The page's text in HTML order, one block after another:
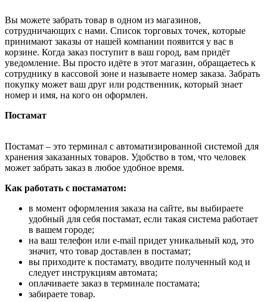
Вы можете забрать товар в одном из магазинов,
сотрудничающих с нами. Список торговых точек, которые
принимают заказы от нашей компании появится у вас в
корзине. Когда заказ поступит в ваш город, вам придёт
уведомление. Вы просто идёте в этот магазин, обращаетесь к
сотруднику в кассовой зоне и называете номер заказа. Забрать
покупку может ваш друг или родственник, который знает
номер и имя, на кого он оформлен.
Постамат
Постамат – это терминал с автоматизированной системой для
хранения заказанных товаров. Удобство в том, что человек
может забрать заказ в любое удобное время.
Как работать с постаматом:
в момент оформления заказа на сайте, вы выбираете
удобный для себя постамат, если такая система работает
в вашем городе;
на ваш телефон или e-mail придет уникальный код, это
значит, что товар доставлен в постамат;
вы приходите к постамату, вводите полученный код и
следует инструкциям автомата;
оплачиваете заказ в терминале постамата;
забираете товар.